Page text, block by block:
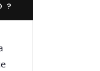
?